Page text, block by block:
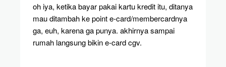
oh iya, ketika bayar pakai kartu kredit itu, ditanya
mau ditambah ke point e-card/membercardnya
ga, euh, karena ga punya. akhirnya sampai
rumah langsung bikin e-card cgv.